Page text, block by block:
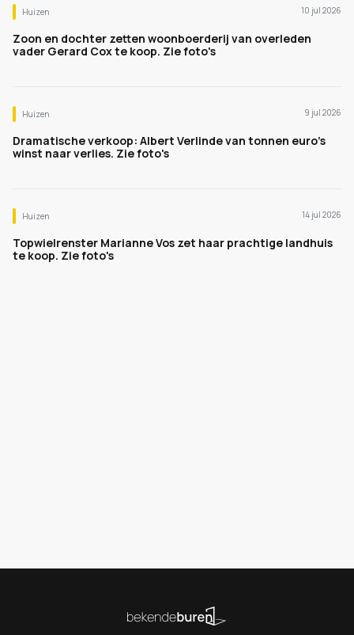
Huizen 10 jul 2026
Zoon en dochter zetten woonboerderij van overleden
vader Gerard Cox te koop. Zie foto's
Huizen 9 jul 2026
Dramatische verkoop: Albert Verlinde van tonnen euro's
winst naar verlies. Zie foto's
Huizen 14 jul 2026
Topwielrenster Marianne Vos zet haar prachtige landhuis
te koop. Zie foto's